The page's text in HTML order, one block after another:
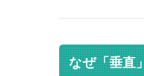
なぜ「垂直